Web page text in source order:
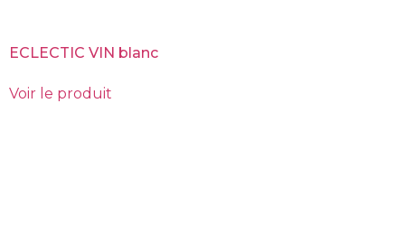
ECLECTIC VIN blanc
Voir le produit